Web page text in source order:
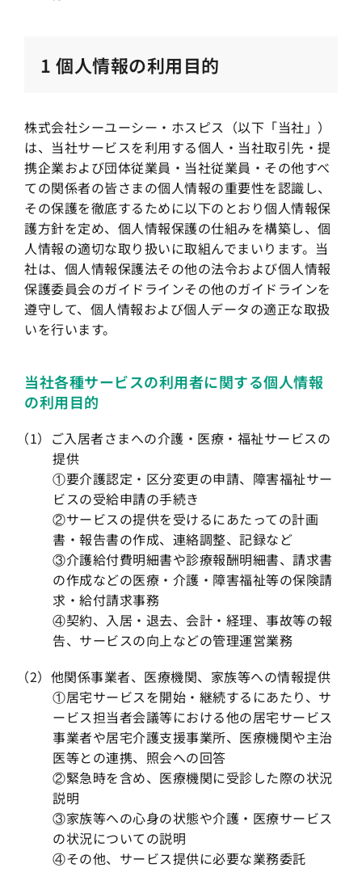
1 個人情報の利用目的
株式会社シーユーシー・ホスピス（以下「当社」）
は、当社サービスを利用する個人・当社取引先・提
携企業および団体従業員・当社従業員・その他すべ
ての関係者の皆さまの個人情報の重要性を認識し、
その保護を徹底するために以下のとおり個人情報保
護方針を定め、個人情報保護の仕組みを構築し、個
人情報の適切な取り扱いに取組んでまいります。当
社は、個人情報保護法その他の法令および個人情報
保護委員会のガイドラインその他のガイドラインを
遵守して、個人情報および個人データの適正な取扱
いを行います。
当社各種サービスの利用者に関する個人情報
の利用目的
（1）ご入居者さまへの介護・医療・福祉サービスの
提供
①要介護認定・区分変更の申請、障害福祉サー
ビスの受給申請の手続き
②サービスの提供を受けるにあたっての計画
書・報告書の作成、連絡調整、記録など
③介護給付費明細書や診療報酬明細書、請求書
の作成などの医療・介護・障害福祉等の保険請
求・給付請求事務
④契約、入居・退去、会計・経理、事故等の報
告、サービスの向上などの管理運営業務
（2）他関係事業者、医療機関、家族等への情報提供
①居宅サービスを開始・継続するにあたり、サ
ービス担当者会議等における他の居宅サービス
事業者や居宅介護支援事業所、医療機関や主治
医等との連携、照会への回答
②緊急時を含め、医療機関に受診した際の状況
説明
③家族等への心身の状態や介護・医療サービス
の状況についての説明
④その他、サービス提供に必要な業務委託